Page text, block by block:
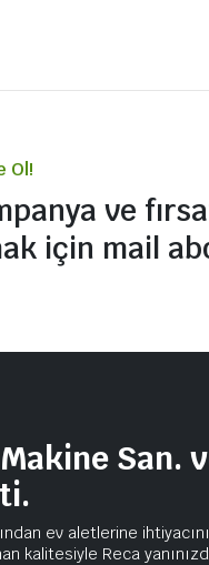
Ol!
ve
için mail
San.
ev aletlerine
kalitesiyle Reca